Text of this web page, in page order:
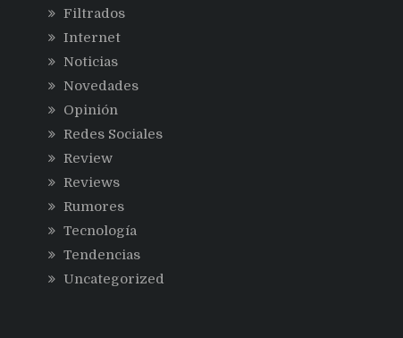
Filtrados
Internet
Noticias
Novedades
Opinión
Redes Sociales
Review
Reviews
Rumores
Tecnología
Tendencias
Uncategorized